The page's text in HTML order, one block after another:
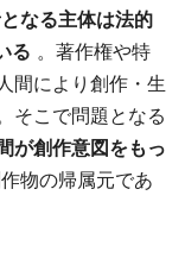
なる主体は法的
る 。著作権や特
間により創作・生
そこで問題となる
が創作意図をもっ
物の帰属元であ